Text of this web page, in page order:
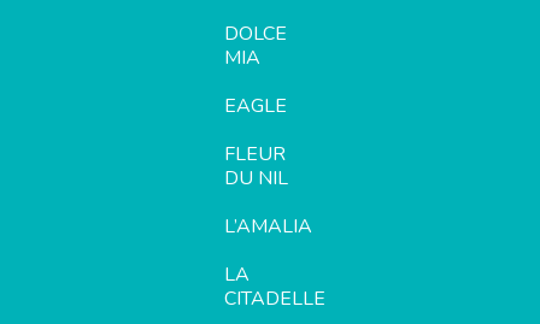
DOLCE
MIA
EAGLE
FLEUR
DU NIL
L’AMALIA
LA
CITADELLE